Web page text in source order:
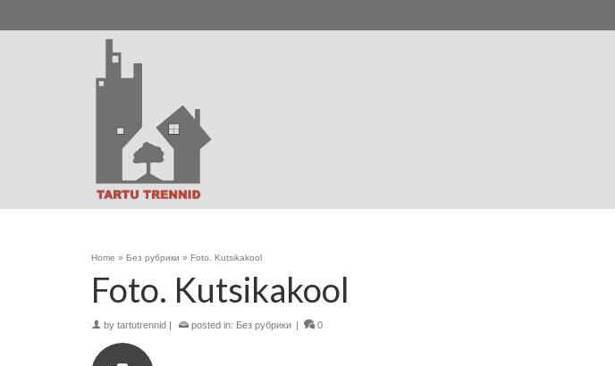
Home » Без рубрики » Foto. Kutsikakool
Foto. Kutsikakool
by tartutrennid | posted in: Без рубрики | 0